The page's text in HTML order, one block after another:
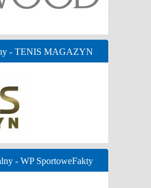
- TENIS MAGAZYN
- WP SportoweFakty